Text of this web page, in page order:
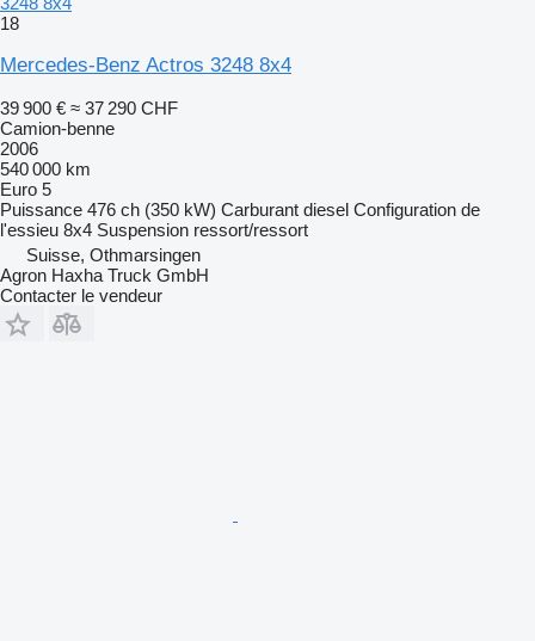
18
Mercedes-Benz Actros 3248 8x4
39 900 € ≈ 37 290 CHF
Camion-benne
2006
540 000 km
Euro 5
Puissance 476 ch (350 kW) Carburant diesel Configuration de
l'essieu 8x4 Suspension ressort/ressort
Suisse, Othmarsingen
Agron Haxha Truck GmbH
Contacter le vendeur